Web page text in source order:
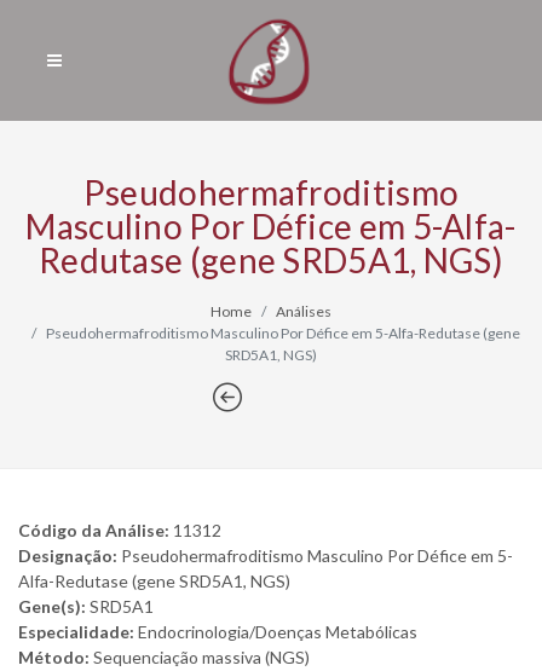
Pseudohermafroditismo
Masculino Por Défice em 5-Alfa-
Redutase (gene SRD5A1, NGS)
Home
Análises
Pseudohermafroditismo Masculino Por Défice em 5-Alfa-Redutase (gene
SRD5A1, NGS)
Código da Análise: 11312
Designação: Pseudohermafroditismo Masculino Por Défice em 5-
Alfa-Redutase (gene SRD5A1, NGS)
Gene(s): SRD5A1
Especialidade: Endocrinologia/Doenças Metabólicas
Método: Sequenciação massiva (NGS)